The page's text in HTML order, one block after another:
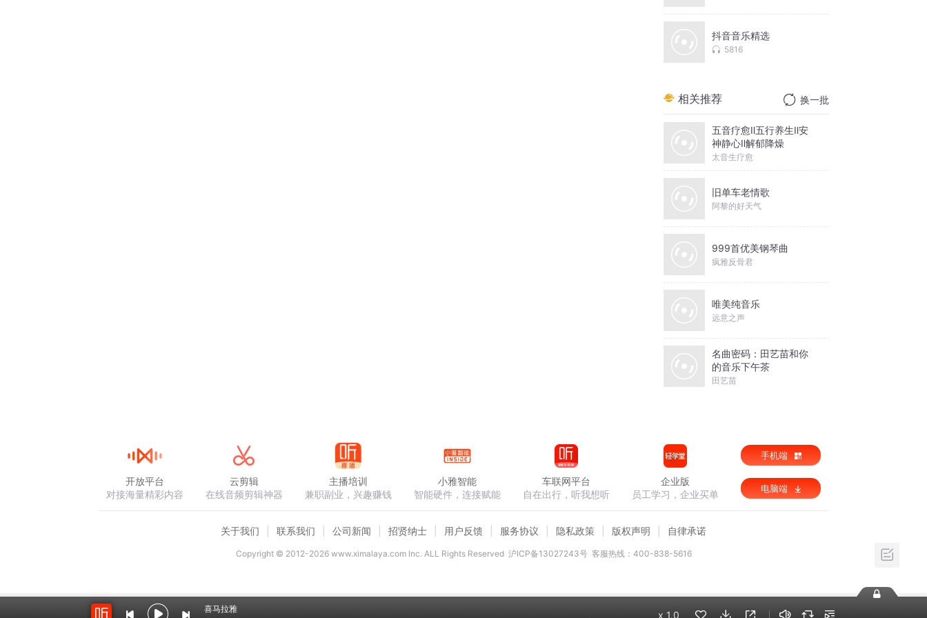
抖音音乐精选
5816
相关推荐 换一批
五音疗愈Ⅱ五行养生Ⅱ安
神静心Ⅱ解郁降燥
太音生疗愈
旧单车老情歌
阿黎的好天气
999首优美钢琴曲
疯雅反骨君
唯美纯音乐
远意之声
名曲密码：田艺苗和你
的音乐下午茶
田艺苗
喜马拉雅
x 1.0
开放平台
对接海量精彩内容
云剪辑
在线音频剪辑神器
主播培训
兼职副业，兴趣赚钱
小雅智能
智能硬件，连接赋能
车联网平台
自在出行，听我想听
企业版
员工学习，企业买单
手机端
电脑端
关于我们 联系我们 公司新闻 招贤纳士 用户反馈 服务协议 隐私政策 版权声明 自律承诺
Copyright © 2012-2026www.ximalaya.com lnc. ALL Rights Reserved 沪ICP备13027243号 客服热线：400-838-5616